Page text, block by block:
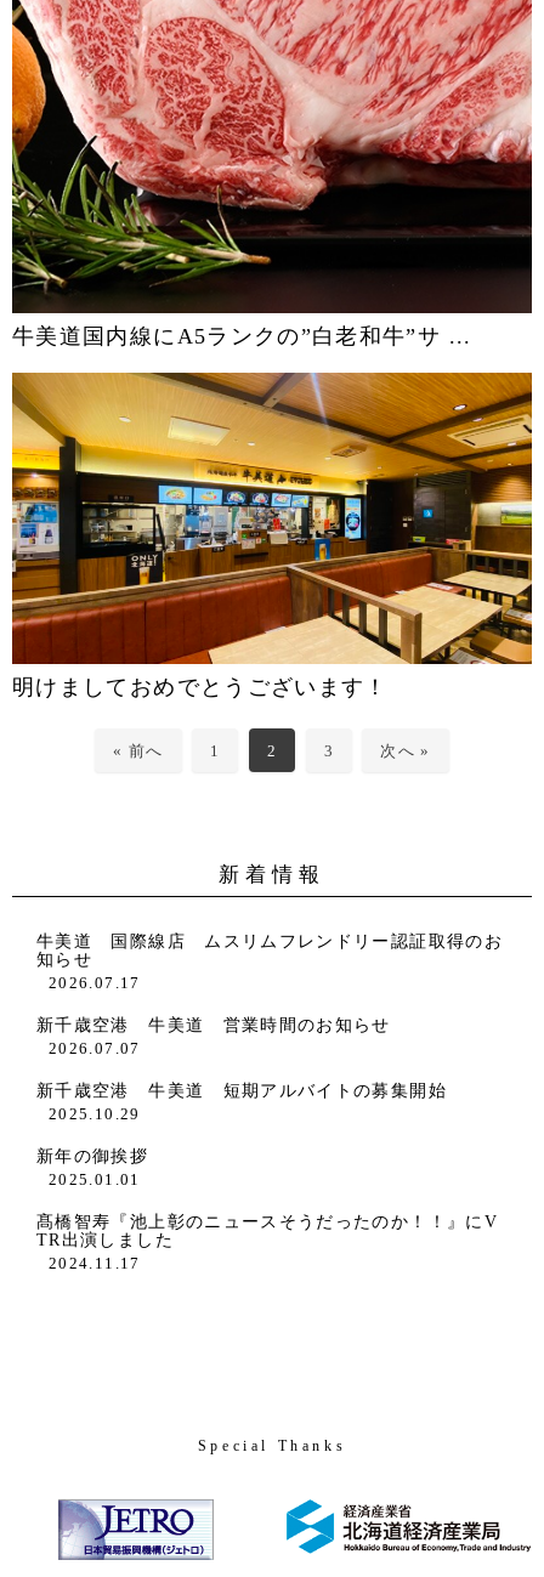
牛美道国内線にA5ランクの”白老和牛”サ ...
明けましておめでとうございます！
« 前へ 1 2 3 次へ »
新着情報
牛美道 国際線店 ムスリムフレンドリー認証取得のお
知らせ
2026.07.17
新千歳空港 牛美道 営業時間のお知らせ
2026.07.07
新千歳空港 牛美道 短期アルバイトの募集開始
2025.10.29
新年の御挨拶
2025.01.01
髙橋智寿『池上彰のニュースそうだったのか！！』にV
TR出演しました
2024.11.17
Special Thanks